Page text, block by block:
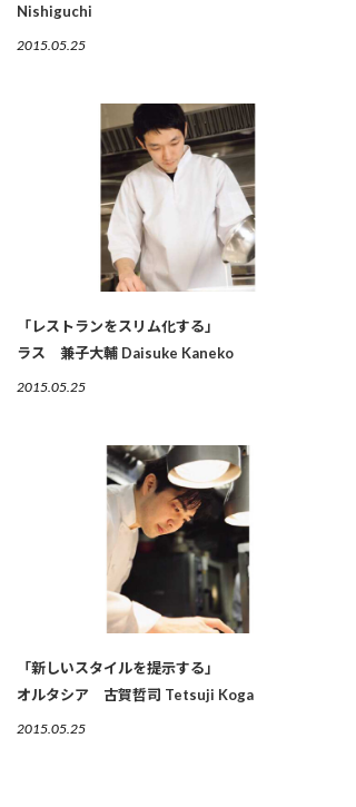
Nishiguchi
2015.05.25
「レストランをスリム化する」
ラス 兼子大輔 Daisuke Kaneko
2015.05.25
「新しいスタイルを提示する」
オルタシア 古賀哲司 Tetsuji Koga
2015.05.25